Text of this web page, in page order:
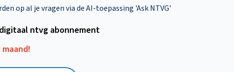
op al je vragen via de AI-toepassing 'Ask NTVG'
ntvg abonnement
maand!